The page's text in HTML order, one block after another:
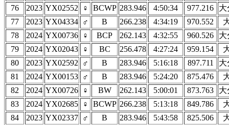
76
2023 YX02552 ♀ BCWP 283.946 4:50:34 977.216
大
77
2023 YX04334 ♂ B 266.238 4:34:19 970.552
78
2024 YX00736 ♀ BCP 262.143 4:32:55 960.526
大
79
2024 YX02043 ♀ BC 256.478 4:27:24 959.154
80
2023 YX02592 ♂ B 283.946 5:16:18 897.711
大
81
2024 YX00153 ♂ B 283.946 5:24:20 875.476
82
2024 YX00726 ♀ BW 262.143 5:00:01 873.763
大
83
2024 YX02685 ♀ BCWP 266.238 5:13:18 849.786
84
2023 YX02337 ♂ B 283.946 5:43:58 825.506